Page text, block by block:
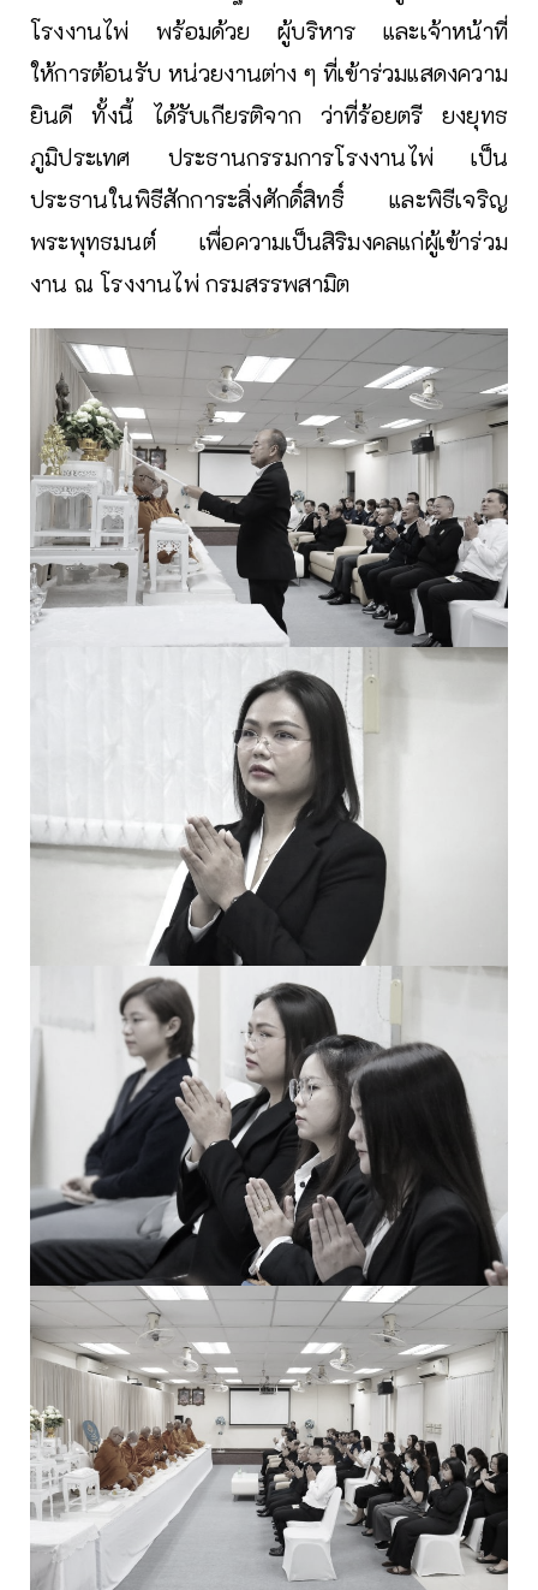
โรงงานไพ่ พร้อมด้วย ผู้บริหาร และเจ้าหน้าที่
ให้การต้อนรับ หน่วยงานต่าง ๆ ที่เข้าร่วมแสดงความ
ยินดี ทั้งนี้ ได้รับเกียรติจาก ว่าที่ร้อยตรี ยงยุทธ
ภูมิประเทศ ประธานกรรมการโรงงานไพ่ เป็น
ประธานในพิธีสักการะสิ่งศักดิ์สิทธิ์ และพิธีเจริญ
พระพุทธมนต์ เพื่อความเป็นสิริมงคลแก่ผู้เข้าร่วม
งาน ณ โรงงานไพ่ กรมสรรพสามิต